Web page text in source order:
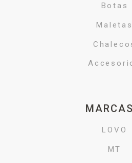
Botas
Maletas
MARCAS
LOVO
MT